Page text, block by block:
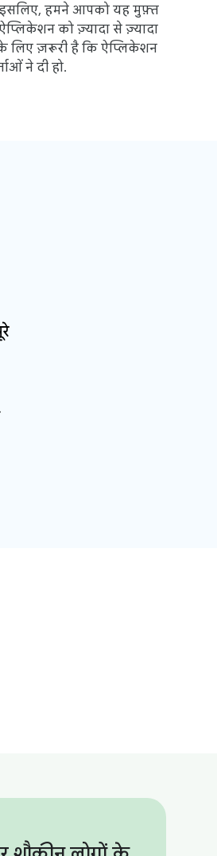
हमने आपको यह मुफ़्त
को ज़्यादा से ज़्यादा
लिए ज़रूरी है कि ऐप्लिकेशन
ने दी हो.